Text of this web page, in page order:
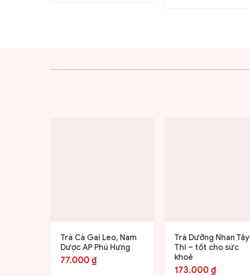
Trà Cà Gai Leo, Nam
Dược AP Phú Hưng
77.000 ₫
Trà Dưỡng Nhan Tây
Thi – tốt cho sức
khoẻ
173.000 ₫